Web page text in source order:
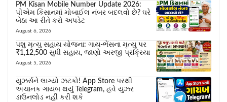
PM Kisan Mobile Number Update 2026:
પીએમ કિસાનમાં મોબાઈલ નંબર બદલવો છે? ઘરે
બેઠા આ રીતે કરો અપડેટ
August 6, 2026
પશુ મૃત્યુ સહાય યોજના: ગાય-ભેંસના મૃત્યુ પર
₹1,12,500 સુધી સહાય, જાણો અરજી પ્રક્રિયા
August 5, 2026
યુઝર્સને લાગ્યો ઝટકો! App Store પરથી
અચાનક ગાયબ થયું Telegram, હવે યુઝર
ડાઉનલોડ નહીં કરી શકે